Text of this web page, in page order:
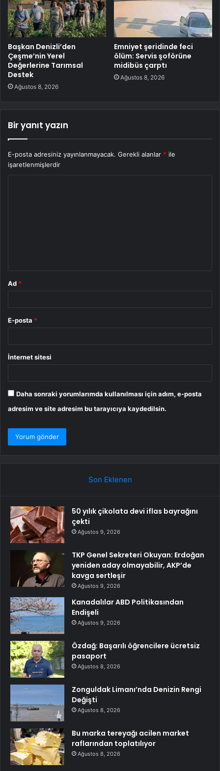
Başkan Denizli’den
Çeşme’nin Yerel
Değerlerine Tarımsal
Destek
Ağustos 8, 2026
Emniyet şeridinde feci
ölüm: Servis şoförüne
midibüs çarptı
Ağustos 8, 2026
Bir yanıt yazın
E-posta adresiniz yayınlanmayacak. Gerekli alanlar * ile
işaretlenmişlerdir
Ad *
E-posta *
İnternet sitesi
Daha sonraki yorumlarımda kullanılması için adım, e-posta
adresim ve site adresim bu tarayıcıya kaydedilsin.
Son Eklenen
50 yılık çikolata devi iflas bayrağını
çekti
Ağustos 9, 2026
TKP Genel Sekreteri Okuyan: Erdoğan
yeniden aday olmayabilir, AKP’de
kavga sertleşir
Ağustos 9, 2026
Kanadalılar ABD Politikasından
Endişeli
Ağustos 9, 2026
Özdağ: Başarılı öğrencilere ücretsiz
pasaport
Ağustos 8, 2026
Zonguldak Limanı’nda Denizin Rengi
Değişti
Ağustos 8, 2026
Bu marka tereyağı acilen market
raflarından toplatılıyor
Ağustos 8, 2026